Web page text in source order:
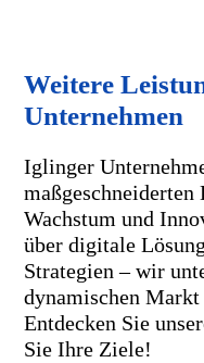
Weitere
Unternehmen
Iglinger
Wachstum und
über digitale
Strategien – wir
dynamischen
Entdecken Sie
Sie Ihre Ziele!